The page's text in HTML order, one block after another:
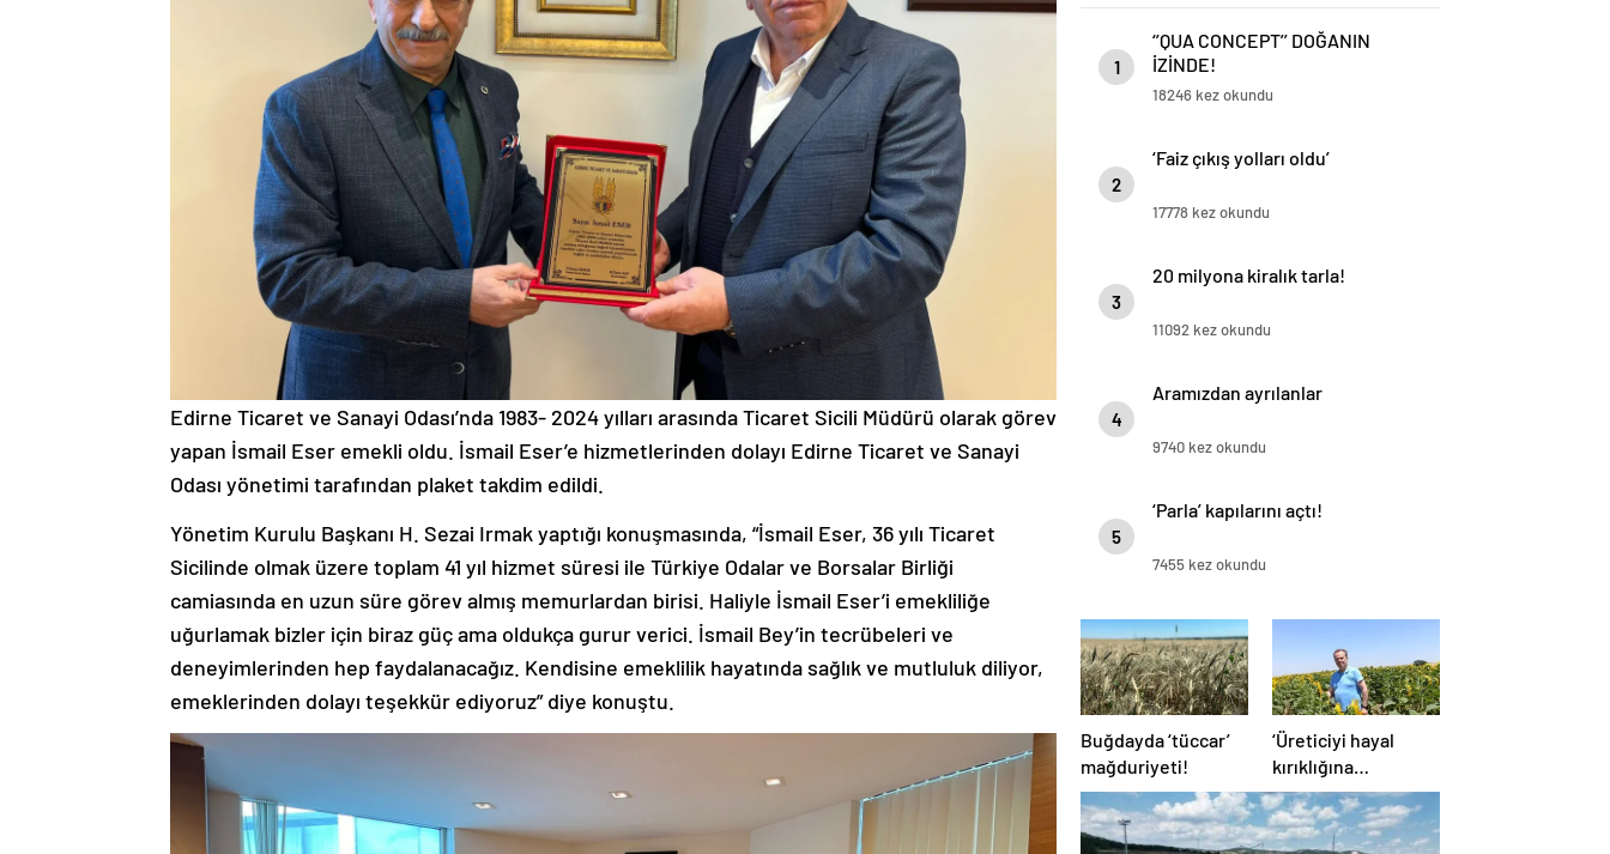
Edirne Ticaret ve Sanayi Odası’nda 1983- 2024 yılları arasında Ticaret Sicili Müdürü olarak görev
yapan İsmail Eser emekli oldu. İsmail Eser’e hizmetlerinden dolayı Edirne Ticaret ve Sanayi
Odası yönetimi tarafından plaket takdim edildi.
Yönetim Kurulu Başkanı H. Sezai Irmak yaptığı konuşmasında, “İsmail Eser, 36 yılı Ticaret
Sicilinde olmak üzere toplam 41 yıl hizmet süresi ile Türkiye Odalar ve Borsalar Birliği
camiasında en uzun süre görev almış memurlardan birisi. Haliyle İsmail Eser’i emekliliğe
uğurlamak bizler için biraz güç ama oldukça gurur verici. İsmail Bey’in tecrübeleri ve
deneyimlerinden hep faydalanacağız. Kendisine emeklilik hayatında sağlık ve mutluluk diliyor,
emeklerinden dolayı teşekkür ediyoruz” diye konuştu.
1
‘’QUA CONCEPT’’ DOĞANIN
İZİNDE!
18246 kez okundu
2
‘Faiz çıkış yolları oldu’
17778 kez okundu
3
20 milyona kiralık tarla!
11092 kez okundu
4
Aramızdan ayrılanlar
9740 kez okundu
5
‘Parla’ kapılarını açtı!
7455 kez okundu
Buğdayda ‘tüccar’
mağduriyeti!
‘Üreticiyi hayal
kırıklığına
uğratmayın’